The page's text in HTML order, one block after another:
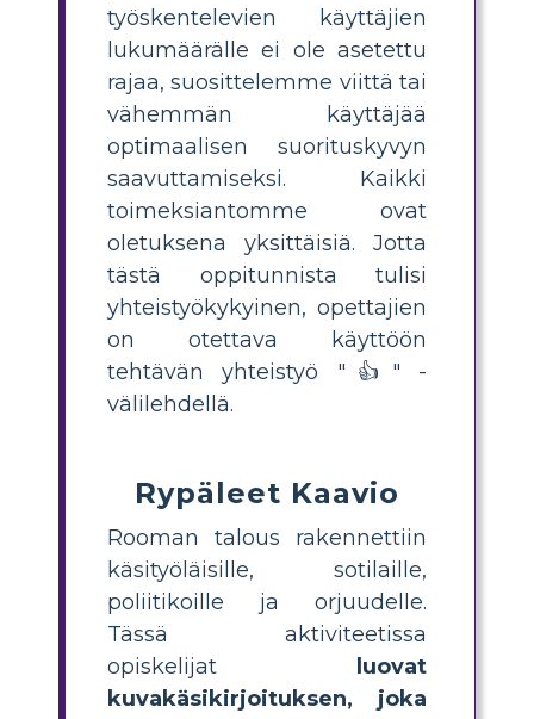
työskentelevien käyttäjien
lukumäärälle ei ole asetettu
rajaa, suosittelemme viittä tai
vähemmän käyttäjää
optimaalisen suorituskyvyn
saavuttamiseksi. Kaikki
toimeksiantomme ovat
oletuksena yksittäisiä. Jotta
tästä oppitunnista tulisi
yhteistyökykyinen, opettajien
on otettava käyttöön
tehtävän yhteistyö "👍" -
välilehdellä.
Rypäleet Kaavio
Rooman talous rakennettiin
käsityöläisille, sotilaille,
poliitikoille ja orjuudelle.
Tässä aktiviteetissa
opiskelijat
luovat
kuvakäsikirjoituksen, joka